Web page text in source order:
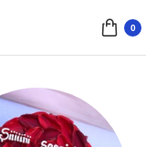
0